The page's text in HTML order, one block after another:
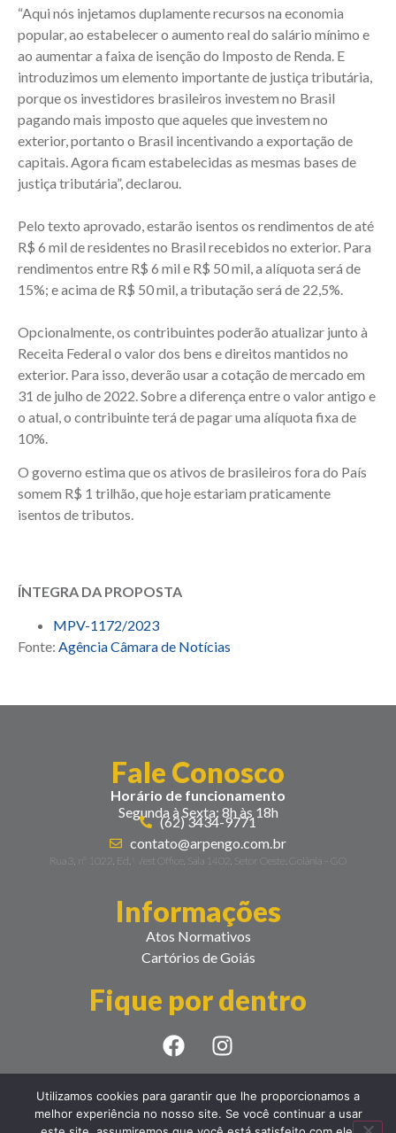
“Aqui nós injetamos duplamente recursos na economia
popular, ao estabelecer o aumento real do salário mínimo e
ao aumentar a faixa de isenção do Imposto de Renda. E
introduzimos um elemento importante de justiça tributária,
porque os investidores brasileiros investem no Brasil
pagando mais imposto que aqueles que investem no
exterior, portanto o Brasil incentivando a exportação de
capitais. Agora ficam estabelecidas as mesmas bases de
justiça tributária”, declarou.
Pelo texto aprovado, estarão isentos os rendimentos de até
R$ 6 mil de residentes no Brasil recebidos no exterior. Para
rendimentos entre R$ 6 mil e R$ 50 mil, a alíquota será de
15%; e acima de R$ 50 mil, a tributação será de 22,5%.
Opcionalmente, os contribuintes poderão atualizar junto à
Receita Federal o valor dos bens e direitos mantidos no
exterior. Para isso, deverão usar a cotação de mercado em
31 de julho de 2022. Sobre a diferença entre o valor antigo e
o atual, o contribuinte terá de pagar uma alíquota fixa de
10%.
O governo estima que os ativos de brasileiros fora do País
somem R$ 1 trilhão, que hoje estariam praticamente
isentos de tributos.
ÍNTEGRA DA PROPOSTA
MPV-1172/2023
Fonte: Agência Câmara de Notícias
Fale Conosco
Horário de funcionamento
Segunda à Sexta: 8h às 18h
(62) 3434-9771
contato@arpengo.com.br
Rua 3, nº 1022, Ed. West Office, Sala 1402, Setor Oeste. Goiânia – GO
Informações
Atos Normativos
Cartórios de Goiás
Fique por dentro
Utilizamos cookies para garantir que lhe proporcionamos a
melhor experiência no nosso site. Se você continuar a usar